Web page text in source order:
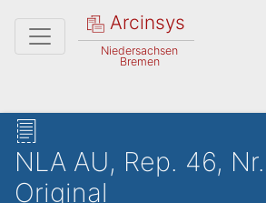
Arcinsys
Niedersachsen
Bremen
NLA AU, Rep. 46,
Original